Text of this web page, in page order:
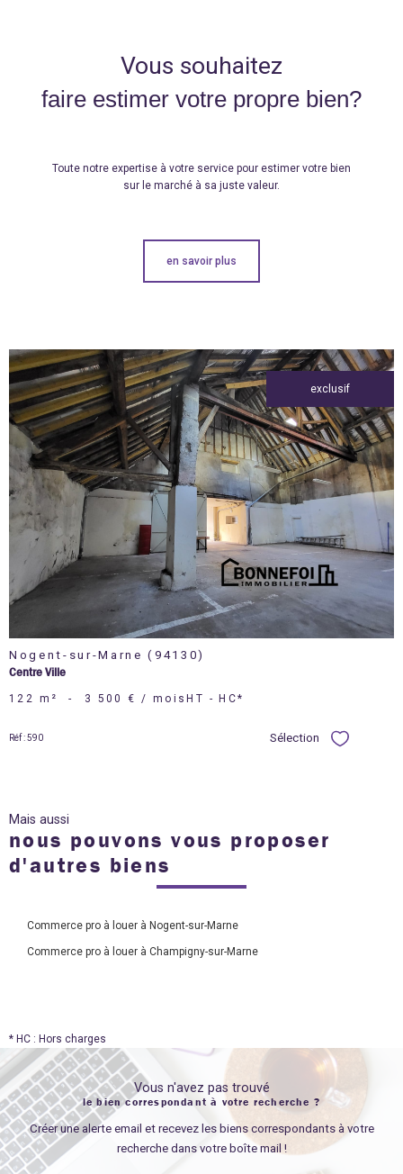
Vous souhaitez
faire estimer votre propre bien?
Toute notre expertise à votre service pour estimer votre bien
sur le marché à sa juste valeur.
en savoir plus
exclusif
voir le
bien
Nogent-sur-Marne (94130)
Centre Ville
122 m² - 3 500 € / moisHT - HC*
Réf : 590 Sélection Sélectionner
Mais aussi
nous pouvons vous proposer
d'autres biens
Commerce pro à louer à Nogent-sur-Marne
Commerce pro à louer à Champigny-sur-Marne
* HC : Hors charges
Vous n'avez pas trouvé
le bien correspondant à votre recherche ?
Créer une alerte email et recevez les biens correspondants à votre
recherche dans votre boîte mail !